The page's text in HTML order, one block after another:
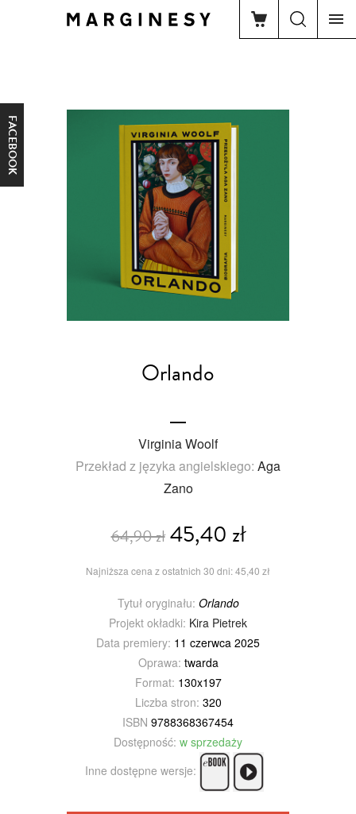
FACEBOOK
Orlando
Virginia Woolf
Przekład z języka angielskiego: Aga
Zano
64,90 zł45,40 zł
Najniższa cena z ostatnich 30 dni: 45,40 zł
Tytuł oryginału: Orlando
Projekt okładki: Kira Pietrek
Data premiery: 11 czerwca 2025
Oprawa: twarda
Format: 130x197
Liczba stron: 320
ISBN 9788368367454
Dostępność: w sprzedaży
Inne dostępne wersje: